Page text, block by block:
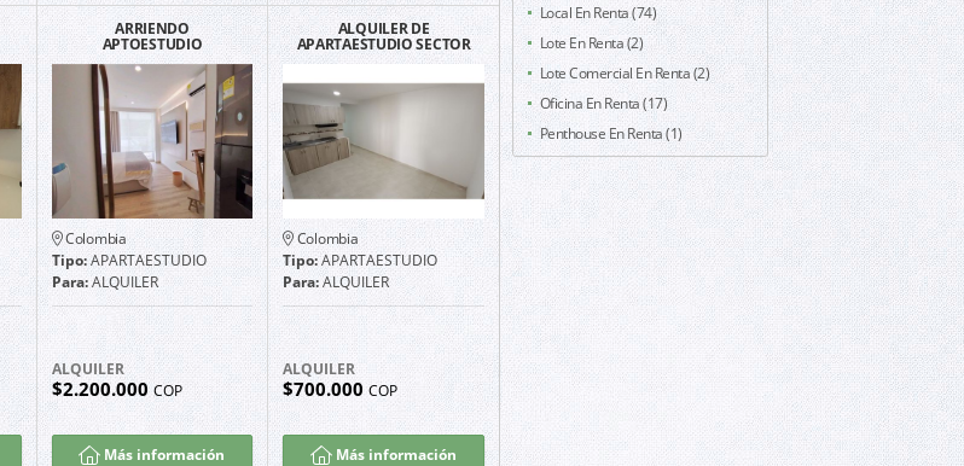
ARRIENDO
APTOESTUDIO
AMOBLADO EN BELLO
HORIZONTE – SANTA
MARTA
Colombia
Tipo:APARTAESTUDIO
Para:ALQUILER
ALQUILER
$2.200.000COP
Más información
ALQUILER DE
APARTAESTUDIO SECTOR
CRISTOBAL COLON
Colombia
Tipo:APARTAESTUDIO
Para:ALQUILER
ALQUILER
$700.000COP
Más información
Local En Renta (74)
Lote En Renta (2)
Lote Comercial En Renta (2)
Oficina En Renta (17)
Penthouse En Renta (1)